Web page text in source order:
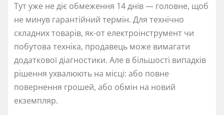
Тут уже не діє обмеження 14 днів — головне, щоб
не минув гарантійний термін. Для технічно
складних товарів, як-от електроінструмент чи
побутова техніка, продавець може вимагати
додаткової діагностики. Але в більшості випадків
рішення ухвалюють на місці: або повне
повернення грошей, або обмін на новий
екземпляр.